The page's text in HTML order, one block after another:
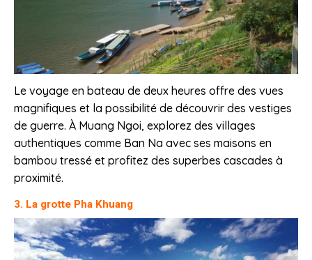
Le voyage en bateau de deux heures offre des vues
magnifiques et la possibilité de découvrir des vestiges
de guerre. À Muang Ngoi, explorez des villages
authentiques comme Ban Na avec ses maisons en
bambou tressé et profitez des superbes cascades à
proximité.
3. La grotte Pha Khuang